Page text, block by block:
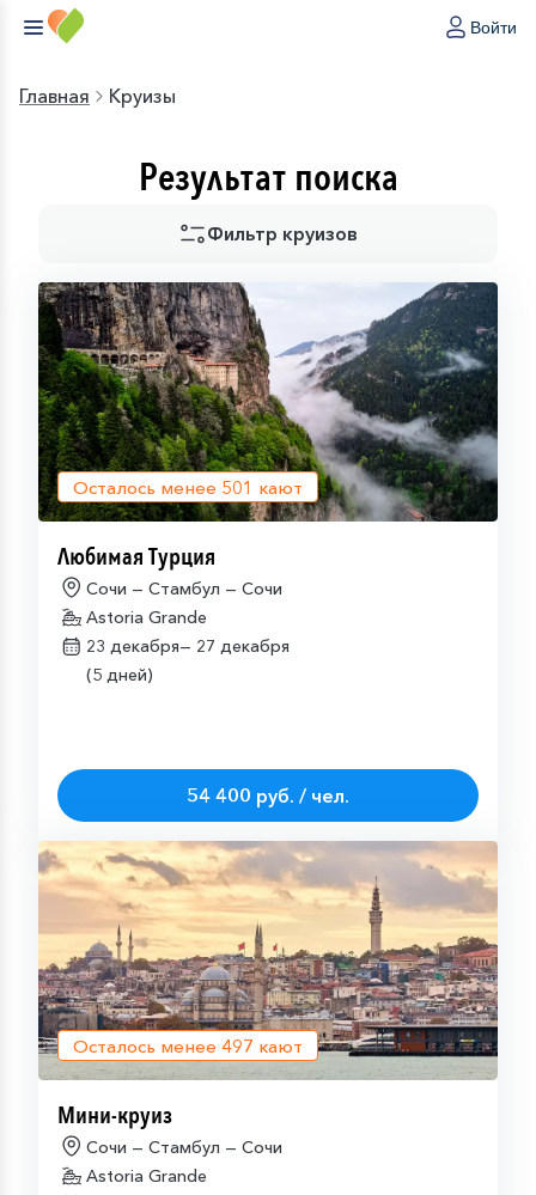
Войти
Главная Круизы
Результат поиска
Фильтр круизов
Осталось менее 501 кают
Любимая Турция
Сочи — Стамбул — Сочи
Astoria Grande
23 декабря— 27 декабря
(5 дней)
54 400 руб. / чел.
Осталось менее 497 кают
Мини-круиз
Сочи — Стамбул — Сочи
Astoria Grande